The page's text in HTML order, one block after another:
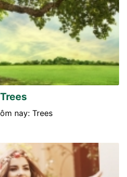
nay: Trees